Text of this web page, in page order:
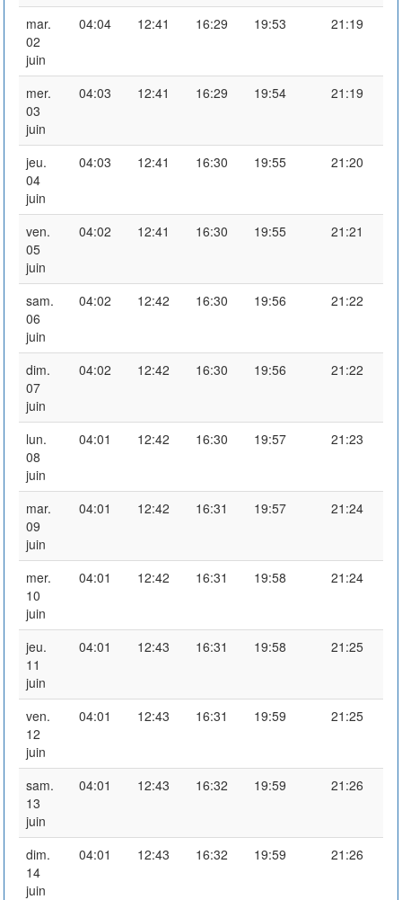
mar.
02
juin
04:04 12:41 16:29 19:53 21:19
mer.
03
juin
04:03 12:41 16:29 19:54 21:19
jeu.
04
juin
04:03 12:41 16:30 19:55 21:20
ven.
05
juin
04:02 12:41 16:30 19:55 21:21
sam.
06
juin
04:02 12:42 16:30 19:56 21:22
dim.
07
juin
04:02 12:42 16:30 19:56 21:22
lun.
08
juin
04:01 12:42 16:30 19:57 21:23
mar.
09
juin
04:01 12:42 16:31 19:57 21:24
mer.
10
juin
04:01 12:42 16:31 19:58 21:24
jeu.
11
juin
04:01 12:43 16:31 19:58 21:25
ven.
12
juin
04:01 12:43 16:31 19:59 21:25
sam.
13
juin
04:01 12:43 16:32 19:59 21:26
dim.
14
juin
04:01 12:43 16:32 19:59 21:26